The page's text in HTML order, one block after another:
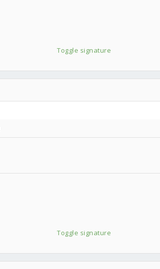
Toggle signature
Toggle signature